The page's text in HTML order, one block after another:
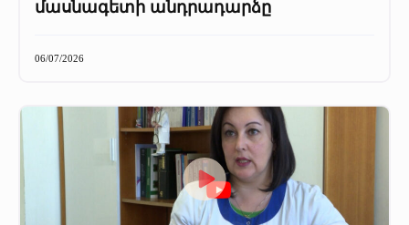
մասնագետի անդրադարձը
06/07/2026